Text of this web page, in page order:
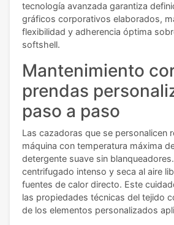
tecnología avanzada garantiza
gráficos corporativos elaborados,
flexibilidad y adherencia óptima
softshell.
Mantenimiento
prendas
paso a paso
Las cazadoras que se personalicen
máquina con temperatura máxima
detergente suave sin
centrifugado intenso y seca al aire
fuentes de calor directo. Este
las propiedades técnicas del tejido
de los elementos personalizados